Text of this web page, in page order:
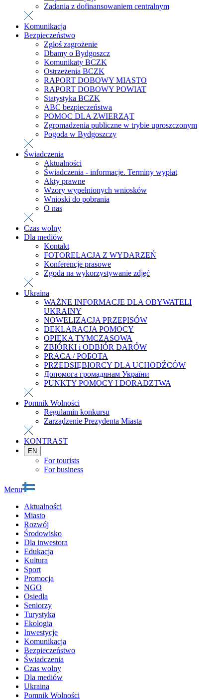
Zadania z dofinansowaniem centralnym
Komunikacja
Bezpieczeństwo
Zgłoś zagrożenie
Dbamy o Bydgoszcz
Komunikaty BCZK
Ostrzeżenia BCZK
RAPORT DOBOWY MIASTO
RAPORT DOBOWY POWIAT
Statystyka BCZK
ABC bezpieczeństwa
POMOC DLA ZWIERZĄT
Zgromadzenia publiczne w trybie uproszczonym
Pogoda w Bydgoszczy
Świadczenia
Aktualności
Świadczenia - informacje. Terminy wypłat
Akty prawne
Wzory wypełnionych wniosków
Wnioski do pobrania
O nas
Czas wolny
Dla mediów
Kontakt
FOTORELACJA Z WYDARZEŃ
Konferencje prasowe
Zgoda na wykorzystywanie zdjęć
Ukraina
WAŻNE INFORMACJE DLA OBYWATELI
UKRAINY
NOWELIZACJA PRZEPISÓW
DEKLARACJA POMOCY
OPIEKA TYMCZASOWA
ZBIÓRKI i ODBIÓR DARÓW
PRACA / РОБОТА
PRZEDSIĘBIORCY DLA UCHODŹCÓW
Допомога громадянам України
PUNKTY POMOCY I DORADZTWA
Pomnik Wolności
Regulamin konkursu
Zarządzenie Prezydenta Miasta
KONTRAST
EN
For tourists
For business
Menu
Aktualności
Miasto
Rozwój
Środowisko
Dla inwestora
Edukacja
Kultura
Sport
Promocja
NGO
Osiedla
Seniorzy
Turystyka
Ekologia
Inwestycje
Komunikacja
Bezpieczeństwo
Świadczenia
Czas wolny
Dla mediów
Ukraina
Pomnik Wolności